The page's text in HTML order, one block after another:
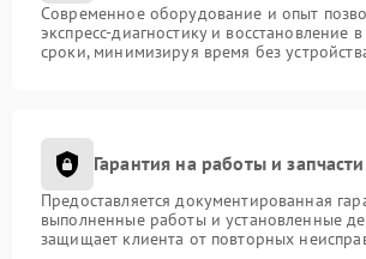
Современное оборудование и опыт
экспресс-диагностику и восстановление
сроки, минимизируя время без
Гарантия на работы и запчасти
Предоставляется документированная
выполненные работы и установленные
защищает клиента от повторных